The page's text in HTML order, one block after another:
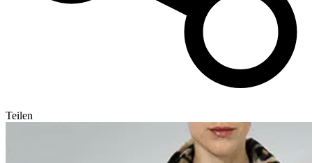
Teilen